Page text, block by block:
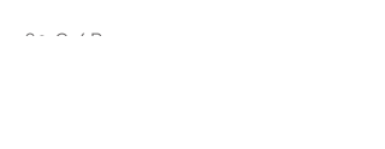
60 € / Personne